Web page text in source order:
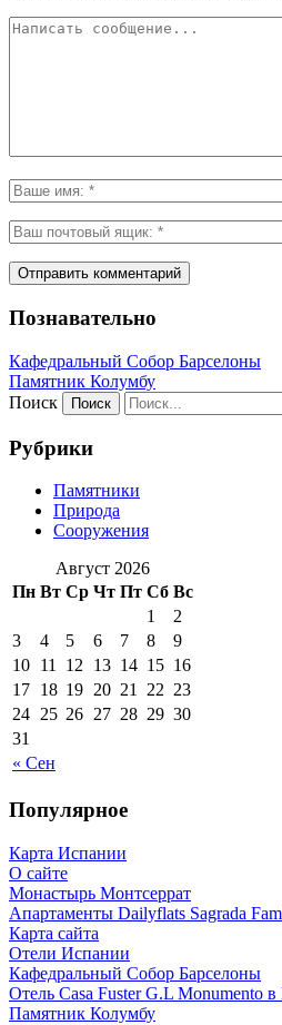
Познавательно
Кафeдрaльный Собор Барселоны
Пaмятник Колумбу
Поиск
Рубрики
Памятники
Природа
Сооружения
Август 2026
Пн Вт Ср Чт Пт Сб Вс
« Сен
1
2
3
4 5 6 7 8
9
10 11 12 13 14 15 16
17 18 19 20 21 22 23
24 25 26 27 28 29 30
31
Популярное
Карта Испании
О сайте
Монастырь Монтсеррат
Апартаменты Dailyflats Sagrada
Карта сайта
Отели Испании
Кафeдрaльный Собор Барселоны
Отель Casa Fuster G.L Monumento в
Пaмятник Колумбу